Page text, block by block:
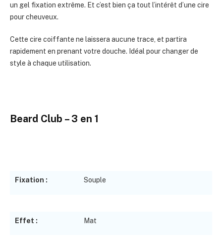
un gel fixation extrême. Et c’est bien ça tout l’intérêt d’une cire
pour cheuveux.
Cette cire coiffante ne laissera aucune trace, et partira
rapidement en prenant votre douche. Idéal pour changer de
style à chaque utilisation.
Beard Club – 3 en 1
Fixation : Souple
Effet : Mat